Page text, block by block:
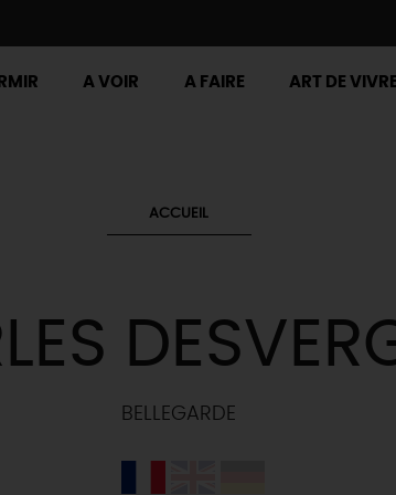
A VOIR A FAIRE ART DE VIVRE
ACCUEIL
BELLEGARDE